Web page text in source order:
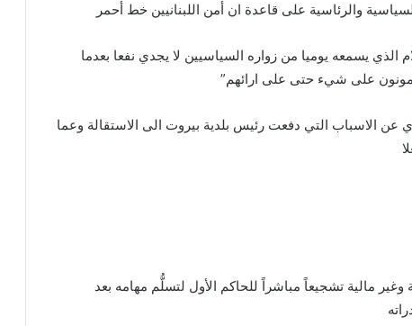
والرئاسية على قاعدة ان أمن اللبنانيين خط أحمر
الذي يسمعه يوميا من زواره السياسيين لا يجدي نفعا بعدما
على شيء حتى على ارائهم”
الاسباب التي دفعت رئيس بلدية بيروت الى الاستقالة وعما
مالية تشجيعاً مباشراً للحاكم الأول لتسلُّم مهامه بعد